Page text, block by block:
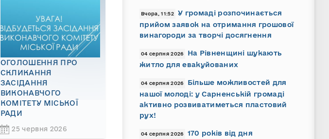
ОГОЛОШЕННЯ ПРО
СКЛИКАННЯ
ЗАСІДАННЯ
ВИКОНАВЧОГО
КОМІТЕТУ МІСЬКОЇ
РАДИ
25 червня 2026
Вчора, 11:52
У громаді розпочинається
прийом заявок на отримання грошової
винагороди за творчі досягнення
04 серпня 2026
На Рівненщині шукають
житло для евакуйованих
04 серпня 2026
Більше можливостей для
нашої молоді: у Сарненській громаді
активно розвиватиметься пластовий
рух!
04 серпня 2026
170 років від дня